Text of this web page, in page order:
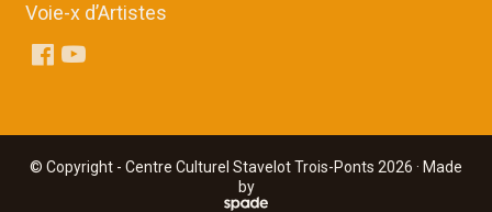
Voie-x d’Artistes
© Copyright - Centre Culturel Stavelot Trois-Ponts 2026 · Made
by